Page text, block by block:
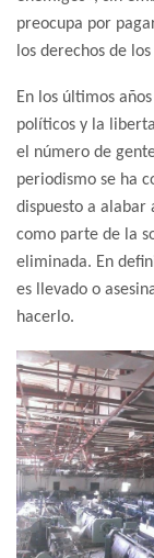
preocupa por
los derechos de
En los últimos
políticos y la
el número de
periodismo se ha
dispuesto a alabar
como parte de la
eliminada. En
es llevado o
hacerlo.